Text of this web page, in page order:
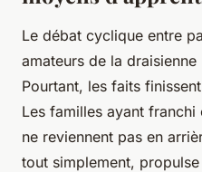
Le débat cyclique entre
amateurs de la draisienne
Pourtant, les faits
Les familles ayant franchi
ne reviennent pas en
tout simplement,